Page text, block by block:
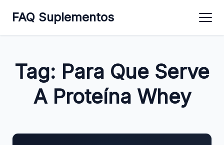
FAQ Suplementos
Tag: Para Que Serve
A Proteína Whey